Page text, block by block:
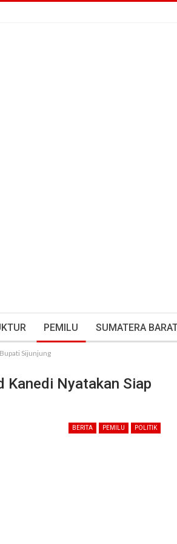
PEMILU SUMATERA
Sijunjung
Kanedi Nyatakan Siap
BERITA PEMILU POLITIK